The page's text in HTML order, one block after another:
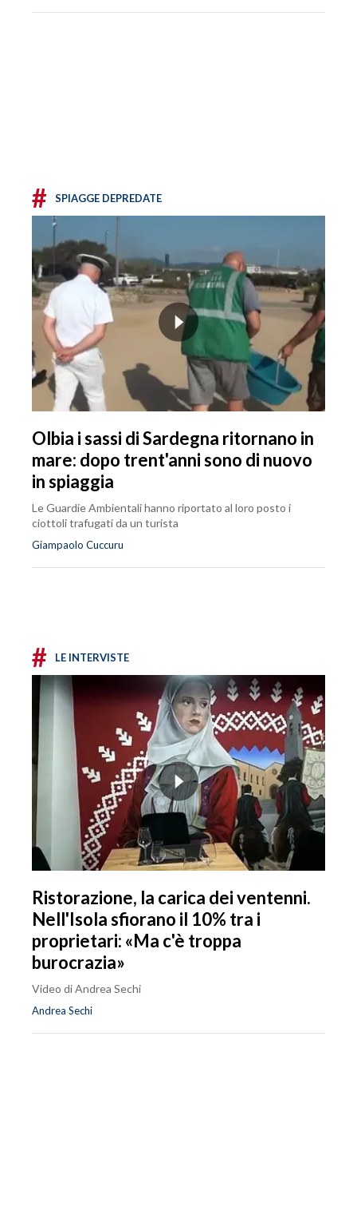
# SPIAGGE DEPREDATE
Olbia i sassi di Sardegna ritornano in
mare: dopo trent'anni sono di nuovo
in spiaggia
Le Guardie Ambientali hanno riportato al loro posto i
ciottoli trafugati da un turista
Giampaolo Cuccuru
# LE INTERVISTE
Ristorazione, la carica dei ventenni.
Nell'Isola sfiorano il 10% tra i
proprietari: «Ma c'è troppa
burocrazia»
Video di Andrea Sechi
Andrea Sechi